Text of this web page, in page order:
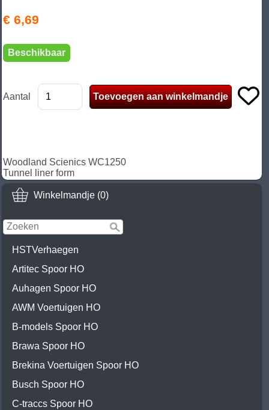
Winkelmandje (0)
HSTVerhaegen
Artitec Spoor HO
Auhagen Spoor HO
AWM Voertuigen HO
B-models Spoor HO
Brawa Spoor HO
Brekina Voertuigen Spoor HO
Busch Spoor HO
C-traccs Spoor HO
€ 6,69
Beschikbaar
Aantal
Woodland Scienics WC1250
Tunnel liner form